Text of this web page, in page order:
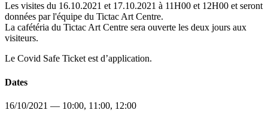
Les visites du 16.10.2021 et 17.10.2021 à 11H00 et 12H00 et seront
données par l'équipe du Tictac Art Centre.
La cafétéria du Tictac Art Centre sera ouverte les deux jours aux
visiteurs.
Le Covid Safe Ticket est d’application.
Dates
16/10/2021 — 10:00, 11:00, 12:00